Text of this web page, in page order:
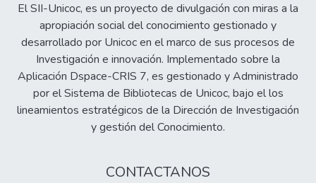
El SII-Unicoc, es un proyecto de divulgación con miras a la
apropiación social del conocimiento gestionado y
desarrollado por Unicoc en el marco de sus procesos de
Investigación e innovación. Implementado sobre la
Aplicación Dspace-CRIS 7, es gestionado y Administrado
por el Sistema de Bibliotecas de Unicoc, bajo el los
lineamientos estratégicos de la Dirección de Investigación
y gestión del Conocimiento.
CONTACTANOS